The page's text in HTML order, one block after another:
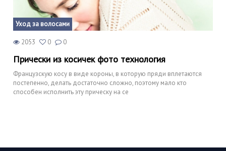
Уход за волосами
2053 0 0
Прически из косичек фото технология
Французскую косу в виде короны, в которую пряди вплетаются
постепенно, делать достаточно сложно, поэтому мало кто
способен исполнить эту прическу на се